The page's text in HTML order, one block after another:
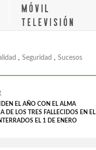
, Seguridad , Sucesos
EL AÑO CON EL ALMA
DE LOS TRES FALLECIDOS EN EL
EL 1 DE ENERO